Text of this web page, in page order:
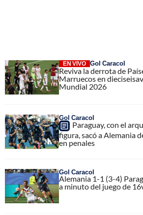
EN VIVO Gol Caracol
Reviva la derrota de
Marruecos en
Mundial 2026
Gol Caracol
Paraguay, con el
figura, sacó a Alemania
en penales
Gol Caracol
Alemania 1-1 (3-4)
a minuto del juego de